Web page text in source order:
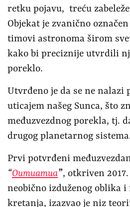
retku pojavu, treću
Objekat je zvanično
timovi astronoma širom
kako bi preciznije utvrdili
poreklo.
Utvrđeno je da se ne
uticajem našeg Sunca, što
međuzvezdnog porekla, tj.
drugog planetarnog
Prvi potvrđeni
“Oumuamua”, otkriven
neobično izduženog oblika
kretanja, izazvao je niz